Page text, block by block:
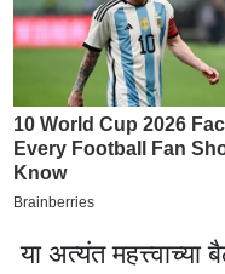
या अत्यंत महत्त्वाच्या